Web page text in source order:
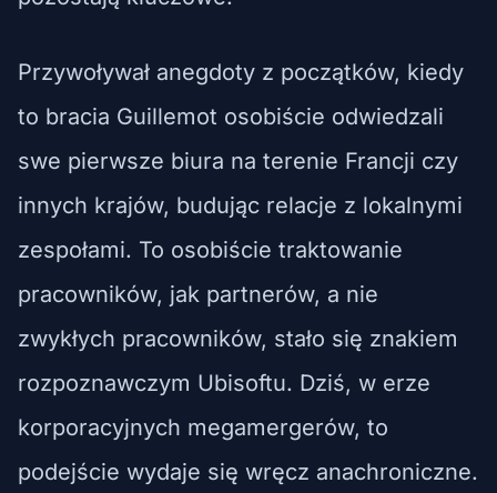
Przywoływał anegdoty z początków, kiedy
to bracia Guillemot osobiście odwiedzali
swe pierwsze biura na terenie Francji czy
innych krajów, budując relacje z lokalnymi
zespołami. To osobiście traktowanie
pracowników, jak partnerów, a nie
zwykłych pracowników, stało się znakiem
rozpoznawczym Ubisoftu. Dziś, w erze
korporacyjnych megamergerów, to
podejście wydaje się wręcz anachroniczne.